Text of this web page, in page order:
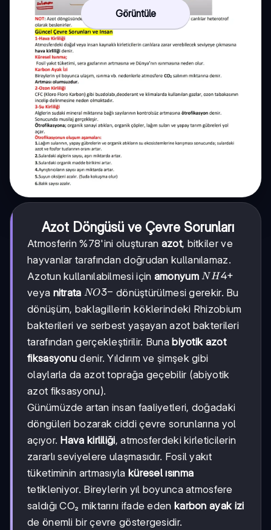
Görüntüle
Azot Döngüsü ve Çevre Sorunları
Atmosferin %78'ini oluşturan azot, bitkiler ve
hayvanlar tarafından doğrudan kullanılamaz.
Azotun kullanılabilmesi için amonyumNH4+
N H4+
veya nitrata NO3-
NO3− dönüştürülmesi gerekir. Bu
dönüşüm, baklagillerin köklerindeki Rhizobium
bakterileri ve serbest yaşayan azot bakterileri
tarafından gerçekleştirilir. Buna biyotik azot
fiksasyonu denir. Yıldırım ve şimşek gibi
olaylarla da azot toprağa geçebilir (abiyotik
azot fiksasyonu).
Günümüzde artan insan faaliyetleri, doğadaki
döngüleri bozarak ciddi çevre sorunlarına yol
açıyor. Hava kirliliği, atmosferdeki kirleticilerin
zararlı seviyelere ulaşmasıdır. Fosil yakıt
tüketiminin artmasıyla küresel ısınma
tetikleniyor. Bireylerin yıl boyunca atmosfere
saldığı CO₂ miktarını ifade eden karbon ayak izi
de önemli bir çevre göstergesidir.